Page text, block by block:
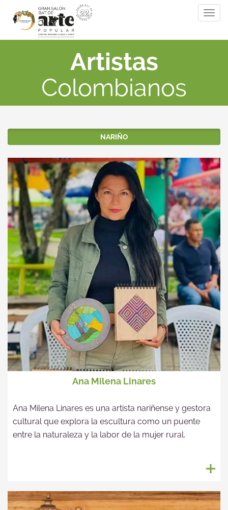
Artistas
Colombianos
NARIÑO
Ana Milena Linares
Ana Milena Linares es una artista nariñense y gestora
cultural que explora la escultura como un puente
entre la naturaleza y la labor de la mujer rural.